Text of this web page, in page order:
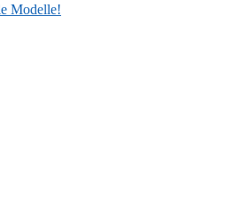
Modelle!